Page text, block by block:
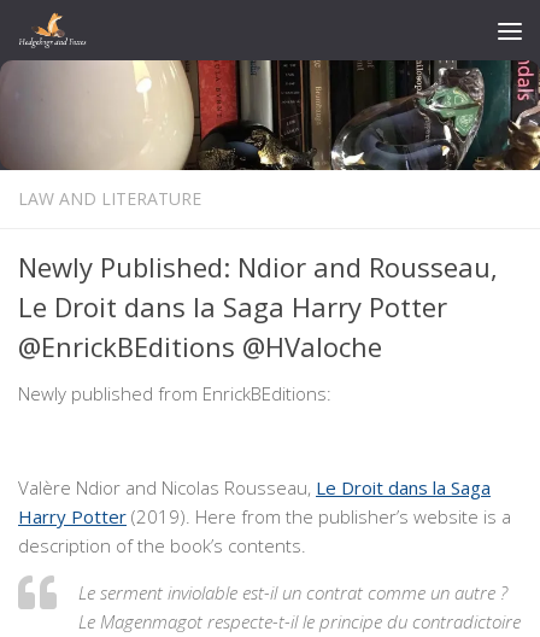
Skip to content
LAW AND LITERATURE
Newly Published: Ndior and Rousseau,
Le Droit dans la Saga Harry Potter
@EnrickBEditions @HValoche
Newly published from EnrickBEditions:
Valère Ndior and Nicolas Rousseau, Le Droit dans la Saga
Harry Potter (2019). Here from the publisher’s website is a
description of the book’s contents.
Le serment inviolable est-il un contrat comme un autre ?
Le Magenmagot respecte-t-il le principe du contradictoire